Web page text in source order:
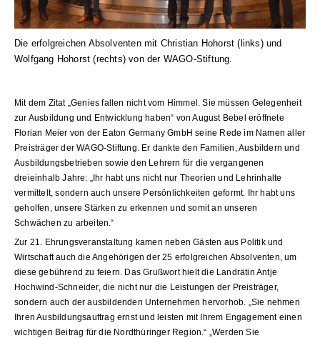
Die erfolgreichen Absolventen mit Christian Hohorst (links) und
Wolfgang Hohorst (rechts) von der WAGO-Stiftung.
Mit dem Zitat „Genies fallen nicht vom Himmel. Sie müssen Gelegenheit
zur Ausbildung und Entwicklung haben“ von August Bebel eröffnete
Florian Meier von der Eaton Germany GmbH seine Rede im Namen aller
Preisträger der WAGO-Stiftung. Er dankte den Familien, Ausbildern und
Ausbildungsbetrieben sowie den Lehrern für die vergangenen
dreieinhalb Jahre: „Ihr habt uns nicht nur Theorien und Lehrinhalte
vermittelt, sondern auch unsere Persönlichkeiten geformt. Ihr habt uns
geholfen, unsere Stärken zu erkennen und somit an unseren
Schwächen zu arbeiten.“
Zur 21. Ehrungsveranstaltung kamen neben Gästen aus Politik und
Wirtschaft auch die Angehörigen der 25 erfolgreichen Absolventen, um
diese gebührend zu feiern. Das Grußwort hielt die Landrätin Antje
Hochwind-Schneider, die nicht nur die Leistungen der Preisträger,
sondern auch der ausbildenden Unternehmen hervorhob. „Sie nehmen
Ihren Ausbildungsauftrag ernst und leisten mit Ihrem Engagement einen
wichtigen Beitrag für die Nordthüringer Region.“ „Werden Sie